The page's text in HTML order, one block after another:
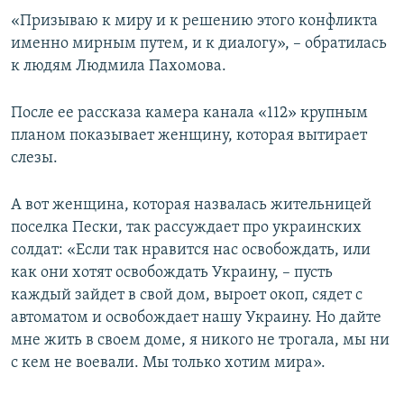
«Призываю к миру и к решению этого конфликта
именно мирным путем, и к диалогу», – обратилась
к людям Людмила Пахомова.
После ее рассказа камера канала «112» крупным
планом показывает женщину, которая вытирает
слезы.
А вот женщина, которая назвалась жительницей
поселка Пески, так рассуждает про украинских
солдат: «Если так нравится нас освобождать, или
как они хотят освобождать Украину, – пусть
каждый зайдет в свой дом, выроет окоп, сядет с
автоматом и освобождает нашу Украину. Но дайте
мне жить в своем доме, я никого не трогала, мы ни
с кем не воевали. Мы только хотим мира».